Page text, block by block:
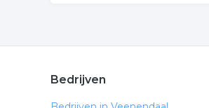
Bedrijven